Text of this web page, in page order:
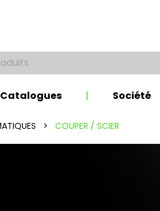
Catalogues | Société
> COUPER / SCIER